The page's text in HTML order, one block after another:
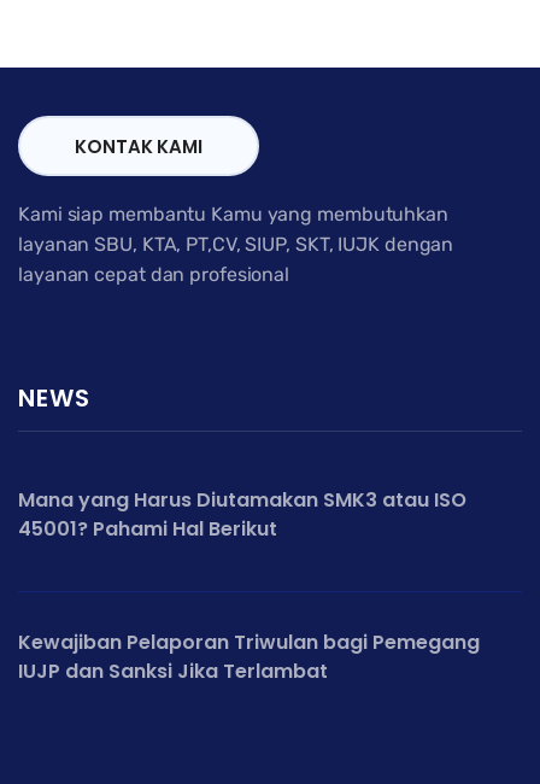
KONTAK KAMI
Kami siap membantu Kamu yang membutuhkan
layanan SBU, KTA, PT,CV, SIUP, SKT, IUJK dengan
layanan cepat dan profesional
NEWS
Mana yang Harus Diutamakan SMK3 atau ISO
45001? Pahami Hal Berikut
Kewajiban Pelaporan Triwulan bagi Pemegang
IUJP dan Sanksi Jika Terlambat